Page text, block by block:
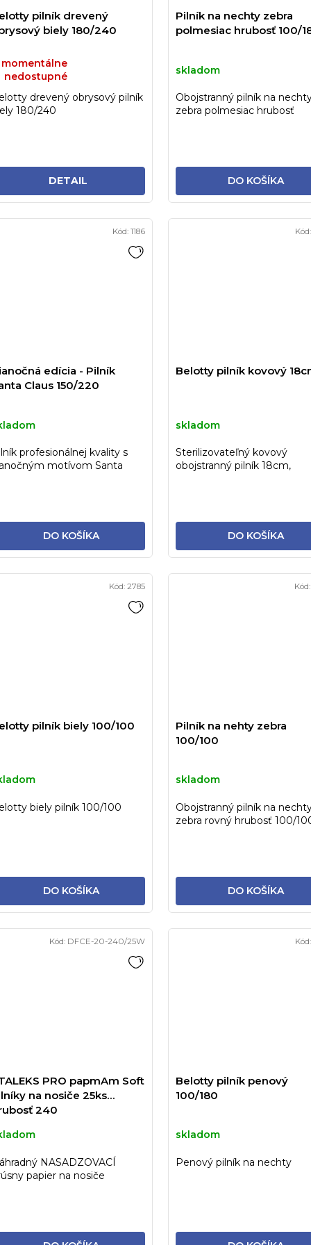
pilník drevený
biely 180/240
momentálne
nedostupné
DETAIL
drevený obrysový pilník
180/240
Pilník na nechty zebra
polmesiac hrubosť 100/
skladom
DO KOŠÍKA
Obojstranný pilník na
zebra polmesiac hrubosť
edícia - Pilník
Claus 150/220
DO KOŠÍKA
profesionálnej kvality s
motívom Santa
Kód: 1186
Belotty pilník kovový
skladom
DO KOŠÍKA
Sterilizovateľný kovový
obojstranný pilník 18cm,
pilník biely 100/100
DO KOŠÍKA
biely pilník 100/100
Kód: 2785
Pilník na nehty zebra
100/100
skladom
DO KOŠÍKA
Obojstranný pilník na
zebra rovný hrubosť 100/
PRO papmAm Soft
na nosiče 25ks
240
NASADZOVACÍ
papier na nosiče
Kód: DFCE-20-240/25W
Belotty pilník penový
100/180
skladom
Penový pilník na nechty